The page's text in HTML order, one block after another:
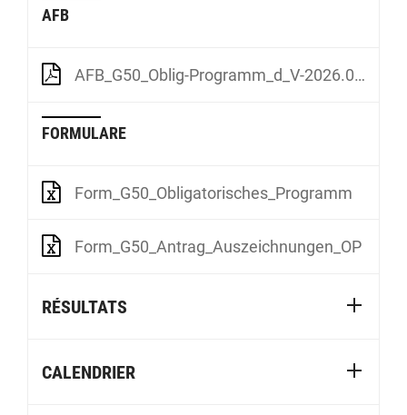
AFB
AFB_G50_Oblig-Programm_d_V-2026.01.01
FORMULARE
Form_G50_Obligatorisches_Programm
Form_G50_Antrag_Auszeichnungen_OP
RÉSULTATS
CALENDRIER